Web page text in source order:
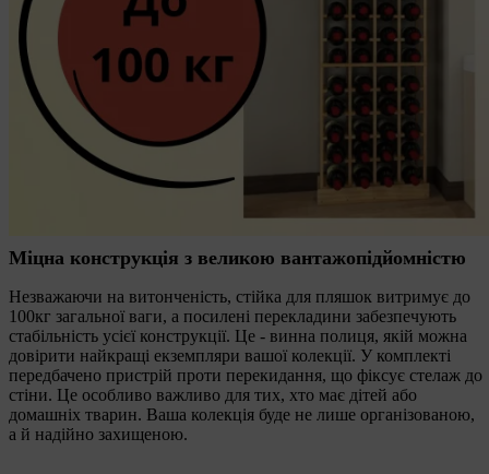
Міцна конструкція з великою вантажопідйомністю
Незважаючи на витонченість, стійка для пляшок витримує до
100кг загальної ваги, а посилені перекладини забезпечують
стабільність усієї конструкції. Це - винна полиця, якій можна
довірити найкращі екземпляри вашої колекції. У комплекті
передбачено пристрій проти перекидання, що фіксує стелаж до
стіни. Це особливо важливо для тих, хто має дітей або
домашніх тварин. Ваша колекція буде не лише організованою,
а й надійно захищеною.